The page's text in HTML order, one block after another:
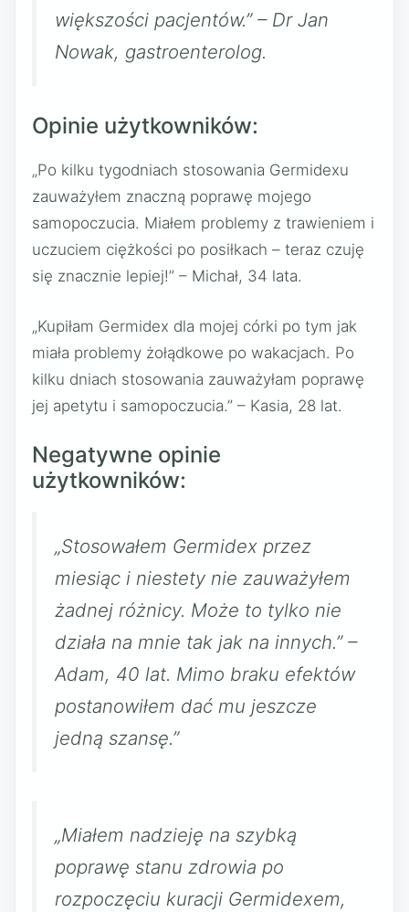
większości pacjentów.” – Dr Jan
Nowak, gastroenterolog.
Opinie użytkowników:
„Po kilku tygodniach stosowania Germidexu
zauważyłem znaczną poprawę mojego
samopoczucia. Miałem problemy z trawieniem i
uczuciem ciężkości po posiłkach – teraz czuję
się znacznie lepiej!” – Michał, 34 lata.
„Kupiłam Germidex dla mojej córki po tym jak
miała problemy żołądkowe po wakacjach. Po
kilku dniach stosowania zauważyłam poprawę
jej apetytu i samopoczucia.” – Kasia, 28 lat.
Negatywne opinie
użytkowników:
„Stosowałem Germidex przez
miesiąc i niestety nie zauważyłem
żadnej różnicy. Może to tylko nie
działa na mnie tak jak na innych.” –
Adam, 40 lat. Mimo braku efektów
postanowiłem dać mu jeszcze
jedną szansę.”
„Miałem nadzieję na szybką
poprawę stanu zdrowia po
rozpoczęciu kuracji Germidexem,